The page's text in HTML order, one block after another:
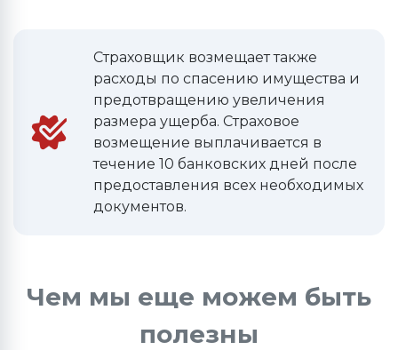
Страховщик возмещает также
расходы по спасению имущества и
предотвращению увеличения
размера ущерба. Страховое
возмещение выплачивается в
течение 10 банковских дней после
предоставления всех необходимых
документов.
Чем мы еще можем быть
полезны